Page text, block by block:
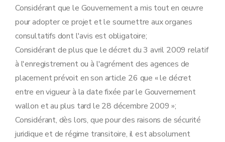
Considérant que le Gouvernement a mis tout en œuvre
pour adopter ce projet et le soumettre aux organes
consultatifs dont l'avis est obligatoire;
Considérant de plus que le décret du 3 avril 2009 relatif
à l'enregistrement ou à l'agrément des agences de
placement prévoit en son article 26 que « le décret
entre en vigueur à la date fixée par le Gouvernement
wallon et au plus tard le 28 décembre 2009 »;
Considérant, dès lors, que pour des raisons de sécurité
juridique et de régime transitoire, il est absolument